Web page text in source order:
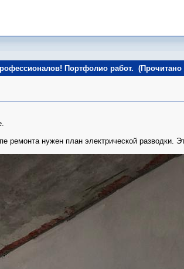
Портфолио работ. (Прочитано
нужен план электрической разводки.